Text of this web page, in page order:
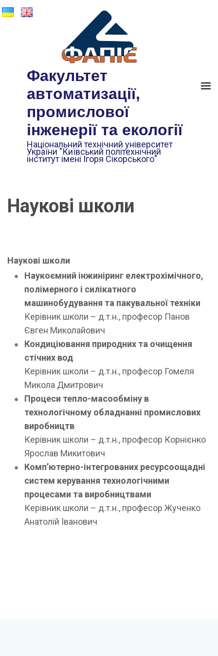
Факультет
автоматизації,
промислової
інженерії та екології
Національний технічний університет
України "Київський політехнічний
інститут імені Ігоря Сікорського"
Наукові школи
Наукові школи
Наукоємний інжиніринг електрохімічного,
полімерного і силікатного
машинобудування та пакувальної техніки
Керівник школи – д.т.н., професор Панов
Євген Миколайович
Кондиціювання природних та очищення
стічних вод
Керівник школи – д.т.н., професор Гомеля
Микола Дмитрович
Процеси тепло-масообміну в
технологічному обладнанні промислових
виробництв
Керівник школи – д.т.н., професор Корнієнко
Ярослав Микитович
Комп’ютерно-інтегрованих ресурсоощадні
систем керування технологічними
процесами та виробництвами
Керівник школи – д.т.н., професор Жученко
Анатолій Іванович